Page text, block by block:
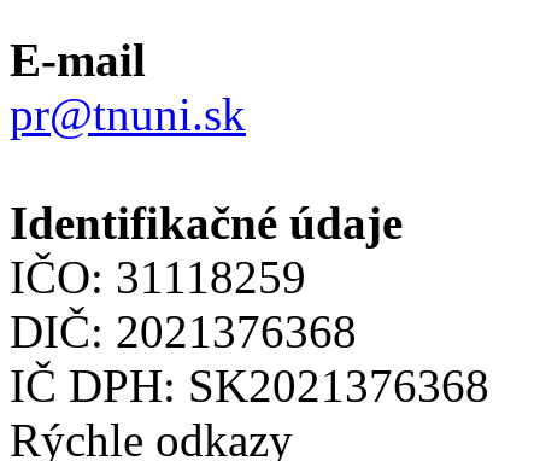
E-mail
pr@tnuni.sk
Identifikačné údaje
IČO: 31118259
DIČ: 2021376368
IČ DPH: SK2021376368
Rýchle odkazy